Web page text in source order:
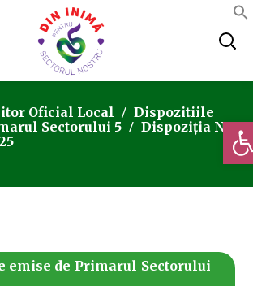
Oficial Local
Dispozitiile
Sectorului 5
Dispoziția Nr.
emise de Primarul Sectorului